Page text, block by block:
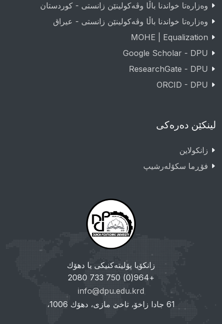
وەزارەتا خواندنا باڵا وڤەکولینێن زانستی - کوردستان
وەزارەتا خواندنا باڵا وڤەکولینێن زانستی - عيراق
MOHE | Equalization
Google Scholar - DPU
ResearchGate - DPU
ORCID - DPU
لینکێن دەرەکی
زانکولاین
فۆڕما سکۆلەرشیپ
زانکۆیا پۆلیتەکنیکی یا دهۆك
+964(0) 750 733 2080
info@dpu.edu.krd
61 جادا زاخۆ، تاخێ مازی، دهۆك 1006،